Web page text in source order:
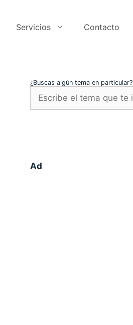
Servicios Contacto
¿Buscas algún tema en particular?
Ad